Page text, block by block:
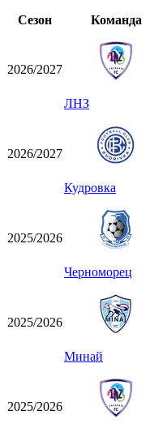
Сезон
Команда
2026/2027
ЛНЗ
2026/2027
Кудровка
2025/2026
Черноморец
2025/2026
Минай
2025/2026